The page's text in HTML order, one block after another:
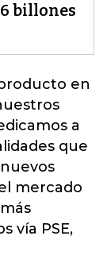
billones
en
a
que
mercado
vía PSE,